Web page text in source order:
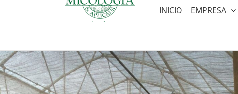
INICIO EMPRESA